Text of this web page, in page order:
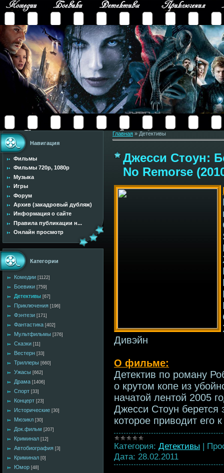
Навигация
Фильмы
Фильмы 720p, 1080p
Музыка
Игры
Форум
Архив (закадровый дубляж)
Информация о сайте
Правила публикации н...
Онлайн просмотр
Категории
Комедии [1122]
Боевики [759]
Детективы [67]
Приключения [196]
Фэнтези [171]
Фантастика [402]
Мультфильмы [376]
Сказки [11]
Вестерн [33]
Триллеры [660]
Ужасы [662]
Драма [1406]
Спорт [33]
Концерт [23]
Исторические [30]
Мюзикл [30]
Док.фильм [207]
Криминал [12]
Автобиография [3]
Криминал [0]
Юмор [48]
Главная » Детективы
Джесси Стоун:
No Remorse
Дивэйн
О фильме:
Детектив по роману
о крутом копе из
начатой лентой 2005
Джесси Стоун берется
которое приводит его
Категория: Детективы |
Дата: 28.02.2011